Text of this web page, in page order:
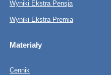
Wyniki Ekstra Pensja
Wyniki Ekstra Premia
Materiały
Cennik